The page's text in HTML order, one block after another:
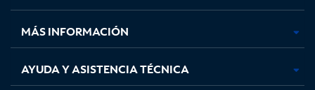
nuevanuevanuevanueva
MÁS INFORMACIÓN
AYUDA Y ASISTENCIA TÉCNICA